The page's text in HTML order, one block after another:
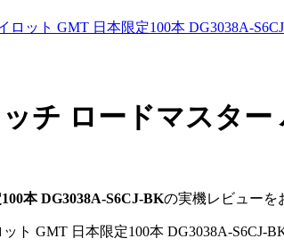
ット GMT 日本限定100本 DG3038A-
チ ロードマスタ
本 DG3038A-S6CJ-BKの実機レビューを